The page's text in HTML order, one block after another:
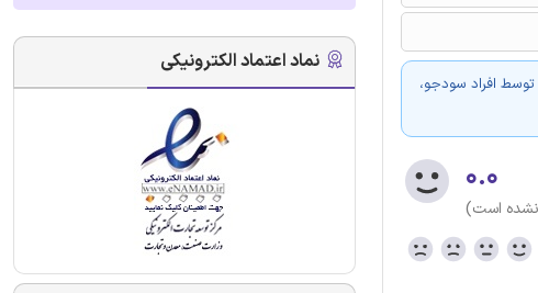
افراد سودجو،
۰.۰
نشده است)
نماد اعتماد الکترونیکی